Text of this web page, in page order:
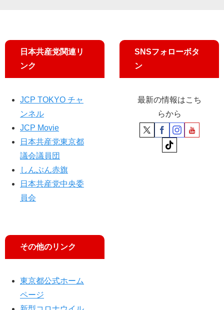
日本共産党関連リ
ンク
JCP TOKYO チャ
ンネル
JCP Movie
日本共産党東京都
議会議員団
しんぶん赤旗
日本共産党中央委
員会
その他のリンク
東京都公式ホーム
ページ
SNSフォローボタ
ン
最新の情報はこち
らから